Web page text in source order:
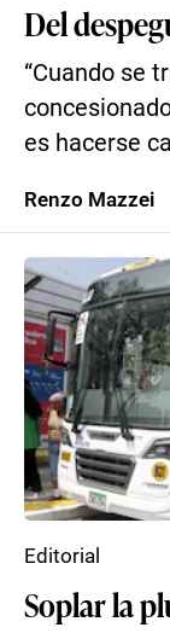
Del
“Cuando se
es hacerse
Renzo Mazzei
Soplar la
Editorial